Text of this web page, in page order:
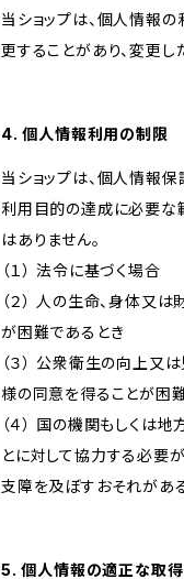
当ショップは、個人情報
更することがあり、変更
4. 個人情報利用の制限
当ショップは、個人情報
利用目的の達成に必要な
はありません。
（１） 法令に基づく場合
（２） 人の生命、身体又
が困難であるとき
（３） 公衆衛生の向上又
様の同意を得ることが困
（４） 国の機関もしくは
とに対して協力する必要
支障を及ぼすおそれがあ
5. 個人情報の適正な取得